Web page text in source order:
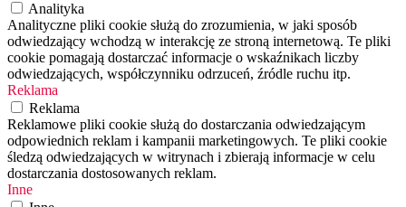
Analityka
Analityczne pliki cookie służą do zrozumienia, w jaki sposób
odwiedzający wchodzą w interakcję ze stroną internetową. Te pliki
cookie pomagają dostarczać informacje o wskaźnikach liczby
odwiedzających, współczynniku odrzuceń, źródle ruchu itp.
Reklama
Reklama
Reklamowe pliki cookie służą do dostarczania odwiedzającym
odpowiednich reklam i kampanii marketingowych. Te pliki cookie
śledzą odwiedzających w witrynach i zbierają informacje w celu
dostarczania dostosowanych reklam.
Inne